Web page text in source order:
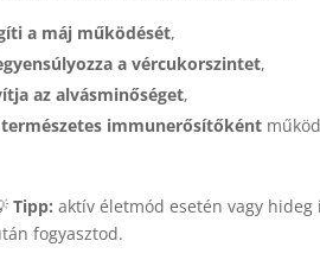
a máj működését,
a vércukorszintet,
az alvásminőséget,
természetes immunerősítőként
Tipp: aktív életmód esetén vagy
fogyasztod.